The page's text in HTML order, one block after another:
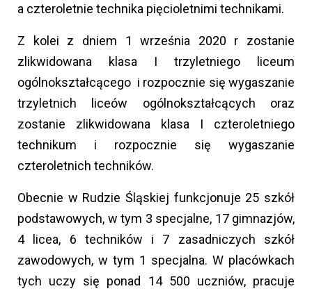
a czteroletnie technika pięcioletnimi technikami.
Z kolei z dniem 1 września 2020 r zostanie
zlikwidowana klasa I trzyletniego liceum
ogólnokształcącego i rozpocznie się wygaszanie
trzyletnich liceów ogólnokształcących oraz
zostanie zlikwidowana klasa I czteroletniego
technikum i rozpocznie się wygaszanie
czteroletnich techników.
Obecnie w Rudzie Śląskiej funkcjonuje 25 szkół
podstawowych, w tym 3 specjalne, 17 gimnazjów,
4 licea, 6 techników i 7 zasadniczych szkół
zawodowych, w tym 1 specjalna. W placówkach
tych uczy się ponad 14 500 uczniów, pracuje